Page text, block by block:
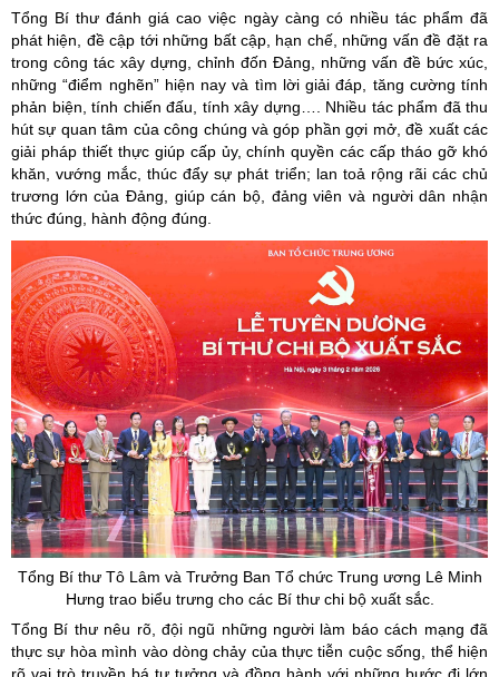
Tổng Bí thư đánh giá cao việc ngày càng có nhiều tác phẩm đã
phát hiện, đề cập tới những bất cập, hạn chế, những vấn đề đặt ra
trong công tác xây dựng, chỉnh đốn Đảng, những vấn đề bức xúc,
những “điểm nghẽn” hiện nay và tìm lời giải đáp, tăng cường tính
phản biện, tính chiến đấu, tính xây dựng…. Nhiều tác phẩm đã thu
hút sự quan tâm của công chúng và góp phần gợi mở, đề xuất các
giải pháp thiết thực giúp cấp ủy, chính quyền các cấp tháo gỡ khó
khăn, vướng mắc, thúc đẩy sự phát triển; lan toả rộng rãi các chủ
trương lớn của Đảng, giúp cán bộ, đảng viên và người dân nhận
thức đúng, hành động đúng.
Tổng Bí thư Tô Lâm và Trưởng Ban Tổ chức Trung ương Lê Minh
Hưng trao biểu trưng cho các Bí thư chi bộ xuất sắc.
Tổng Bí thư nêu rõ, đội ngũ những người làm báo cách mạng đã
thực sự hòa mình vào dòng chảy của thực tiễn cuộc sống, thể hiện